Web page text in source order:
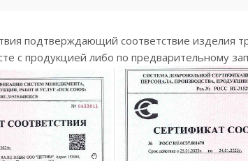
подтверждающий соответствие изделия
с продукцией либо по предварительному